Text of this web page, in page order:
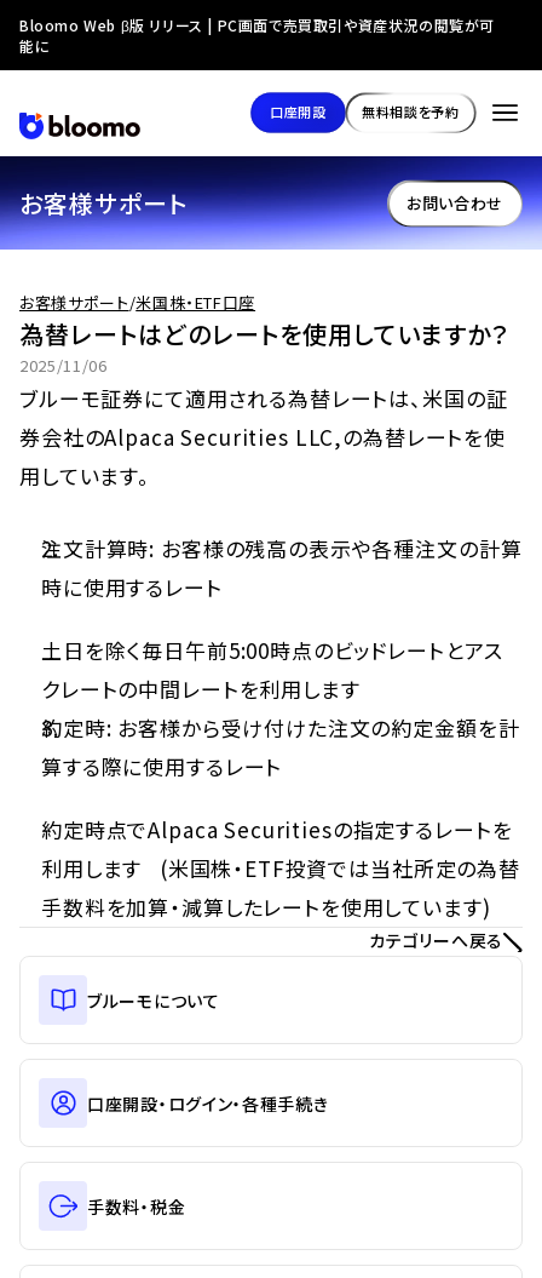
お客様サポート お問い合わせ
お客様サポート/米国株・ETF口座
為替レートはどのレートを使用していますか？
2025/11/06
ブルーモ証券にて適用される為替レートは、米国の証
券会社のAlpaca Securities LLC,の為替レートを使
用しています。
注文計算時: お客様の残高の表示や各種注文の計算
時に使用するレート
土日を除く毎日午前5:00時点のビッドレートとアス
クレートの中間レートを利用します
約定時: お客様から受け付けた注文の約定金額を計
算する際に使用するレート
約定時点でAlpaca Securitiesの指定するレートを
利用します   (米国株・ETF投資では当社所定の為替
手数料を加算・減算したレートを使用しています)
カテゴリーへ戻る
ブルーモについて
口座開設・ログイン・各種手続き
手数料・税金
Bloomo Web β版 リリース | PC画面で売買取引や資産状況の閲覧が可
能に
口座開設 無料相談を予約